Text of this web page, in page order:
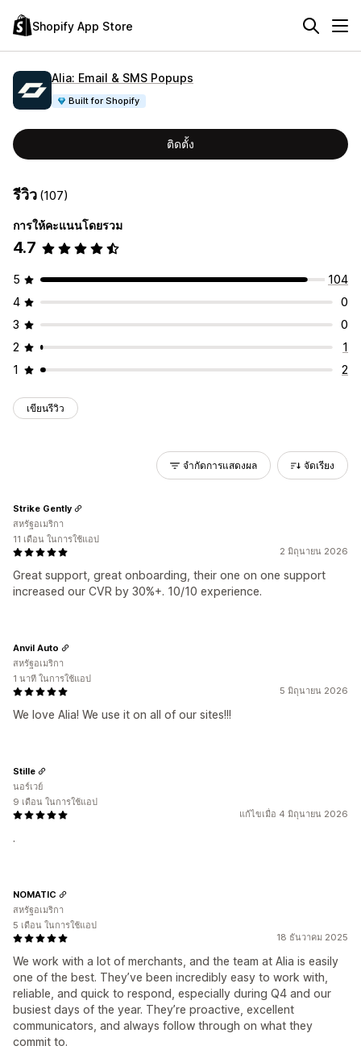
Shopify App Store
Alia: Email & SMS Popups
Built for Shopify
ติดตั้ง
รีวิว (107)
การให้คะแนนโดยรวม
4.7
5
104
4
0
3
0
2
1
1
2
เขียนรีวิว
จำกัดการแสดงผล จัดเรียง
2 มิถุนายน 2026
Great support, great onboarding, their one on one support
increased our CVR by 30%+. 10/10 experience.
Strike Gently
สหรัฐอเมริกา
11 เดือน ในการใช้แอป
5 มิถุนายน 2026
We love Alia! We use it on all of our sites!!!
Anvil Auto
สหรัฐอเมริกา
1 นาที ในการใช้แอป
แก้ไขเมื่อ 4 มิถุนายน 2026
.
Stille
นอร์เวย์
9 เดือน ในการใช้แอป
18 ธันวาคม 2025
We work with a lot of merchants, and the team at Alia is easily
one of the best. They’ve been incredibly easy to work with,
reliable, and quick to respond, especially during Q4 and our
busiest days of the year. They’re proactive, excellent
communicators, and always follow through on what they
commit to.
NOMATIC
สหรัฐอเมริกา
5 เดือน ในการใช้แอป